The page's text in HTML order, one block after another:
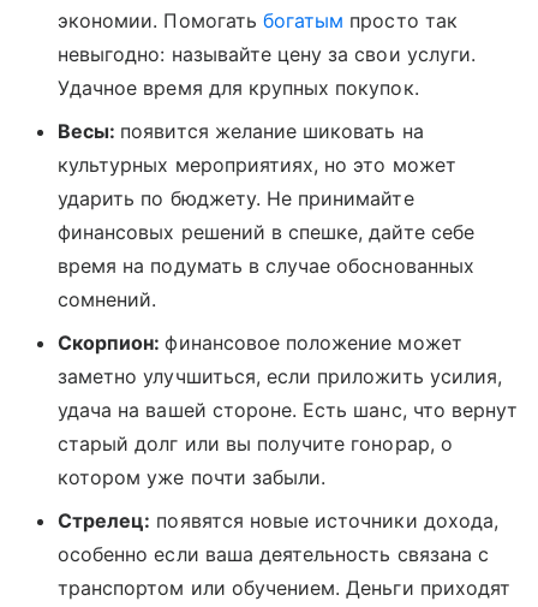
экономии. Помогать богатым просто так
невыгодно: называйте цену за свои услуги.
Удачное время для крупных покупок.
Весы: появится желание шиковать на
культурных мероприятиях, но это может
ударить по бюджету. Не принимайте
финансовых решений в спешке, дайте себе
время на подумать в случае обоснованных
сомнений.
Скорпион:финансовое положение может
заметно улучшиться, если приложить усилия,
удача на вашей стороне. Есть шанс, что вернут
старый долг или вы получите гонорар, о
котором уже почти забыли.
Стрелец: появятся новые источники дохода,
особенно если ваша деятельность связана с
транспортом или обучением. Деньги приходят